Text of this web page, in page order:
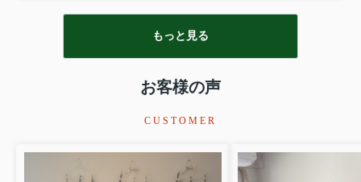
は少なくないでしょう。本記事では、住宅ローンのボーナス払い
の仕組みと、メリット・デメリット、後悔しないためのポイント
も解説します。▼ 物件情報が見たい方はこちらをクリック ▼新宿
区の売買物件一覧へ進むボーナス払いの仕組み住宅ローンのボー
上乗せする仕組みのことです。毎月返済のみで組む方法との違い
もっと見る
お客様の声
CUSTOMER